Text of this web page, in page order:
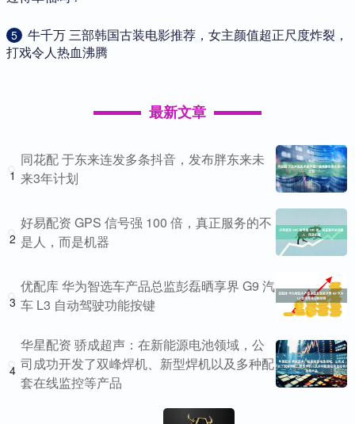
5
​牛千万 三部韩国古装电影推荐，女主颜值超正尺度炸裂，
打戏令人热血沸腾
最新文章
1
同花配 于东来连发多条抖音，发布胖东来未
来3年计划
2
好易配资 GPS 信号强 100 倍，真正服务的不
是人，而是机器
3
优配库 华为智选车产品总监彭磊晒享界 G9 汽
车 L3 自动驾驶功能按键
4
华星配资 骄成超声：在新能源电池领域，公
司成功开发了双峰焊机、新型焊机以及多种配
套在线监控等产品